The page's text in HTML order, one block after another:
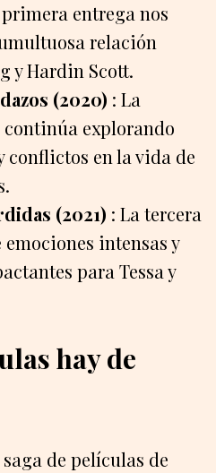
primera entrega nos
relación
y Hardin Scott.
(2020) : La
explorando
conflictos en la vida de
(2021) : La tercera
intensas y
para Tessa y
hay de
de películas de